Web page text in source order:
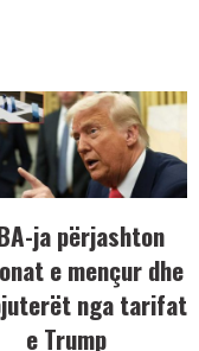
ja përjashton
e mençur dhe
nga tarifat
e Trump